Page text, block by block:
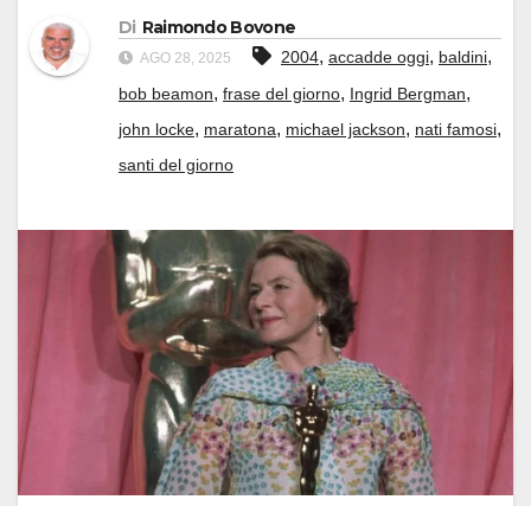
Di Raimondo Bovone
AGO 28, 2025 2004, accadde oggi, baldini,
bob beamon, frase del giorno, Ingrid Bergman,
john locke, maratona, michael jackson, nati famosi,
santi del giorno